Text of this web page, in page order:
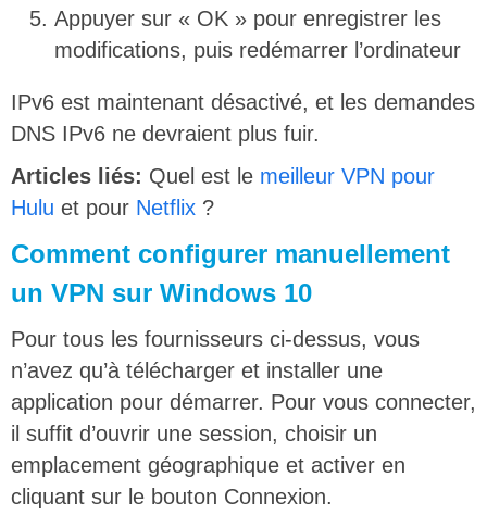
Appuyer sur « OK » pour enregistrer les
modifications, puis redémarrer l’ordinateur
IPv6 est maintenant désactivé, et les demandes
DNS IPv6 ne devraient plus fuir.
Articles liés: Quel est le meilleur VPN pour
Hulu et pour Netflix ?
Comment configurer manuellement
un VPN sur Windows 10
Pour tous les fournisseurs ci-dessus, vous
n’avez qu’à télécharger et installer une
application pour démarrer. Pour vous connecter,
il suffit d’ouvrir une session, choisir un
emplacement géographique et activer en
cliquant sur le bouton Connexion.